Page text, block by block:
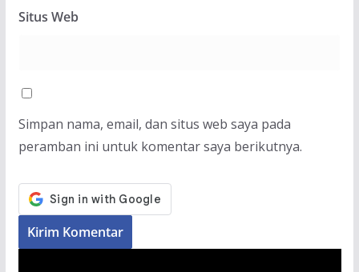
Situs Web
Simpan nama, email, dan situs web saya pada
peramban ini untuk komentar saya berikutnya.